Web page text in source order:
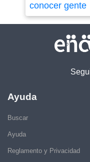
conocer gente
Ayuda
Buscar
Ayuda
Reglamento y Privacidad